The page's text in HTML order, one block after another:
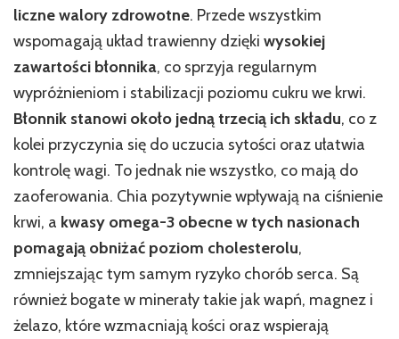
liczne walory zdrowotne. Przede wszystkim
wspomagają układ trawienny dzięki wysokiej
zawartości błonnika, co sprzyja regularnym
wypróżnieniom i stabilizacji poziomu cukru we krwi.
Błonnik stanowi około jedną trzecią ich składu, co z
kolei przyczynia się do uczucia sytości oraz ułatwia
kontrolę wagi. To jednak nie wszystko, co mają do
zaoferowania. Chia pozytywnie wpływają na ciśnienie
krwi, a kwasy omega-3 obecne w tych nasionach
pomagają obniżać poziom cholesterolu,
zmniejszając tym samym ryzyko chorób serca. Są
również bogate w minerały takie jak wapń, magnez i
żelazo, które wzmacniają kości oraz wspierają